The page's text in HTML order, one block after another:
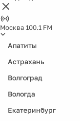
Москва 100.1 FM
Апатиты
Астрахань
Волгоград
Вологда
Екатеринбург